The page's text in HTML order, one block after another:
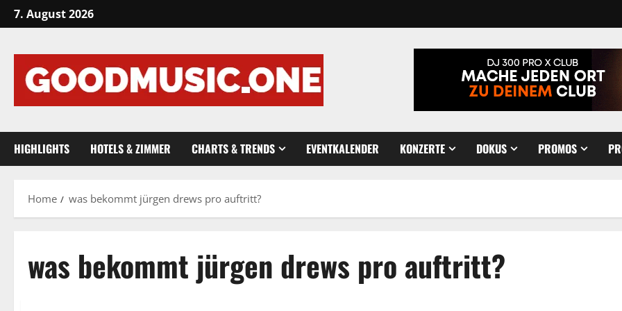
Skip
to
7. August 2026
HIGHLIGHTS HOTELS & ZIMMER CHARTS & TRENDS EVENTKALENDER KONZERTE DOKUS PROMOS
Home was bekommt jürgen drews pro auftritt?
was bekommt jürgen drews pro auftritt?